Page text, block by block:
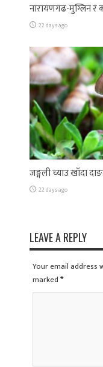
नारायणगढ-मुग्लिन र
22 days ago
जङ्गली च्याउ खाँदा
22 days ago
LEAVE A REPLY
Your email address
marked*